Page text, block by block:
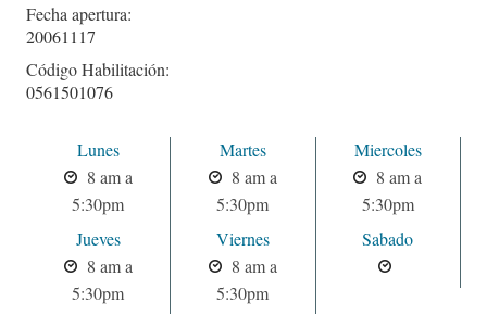
Fecha apertura:
20061117
Código Habilitación:
0561501076
Lunes
8 am a
5:30pm
Martes
8 am a
5:30pm
Miercoles
8 am a
5:30pm
Jueves
8 am a
5:30pm
Viernes
8 am a
5:30pm
Sabado